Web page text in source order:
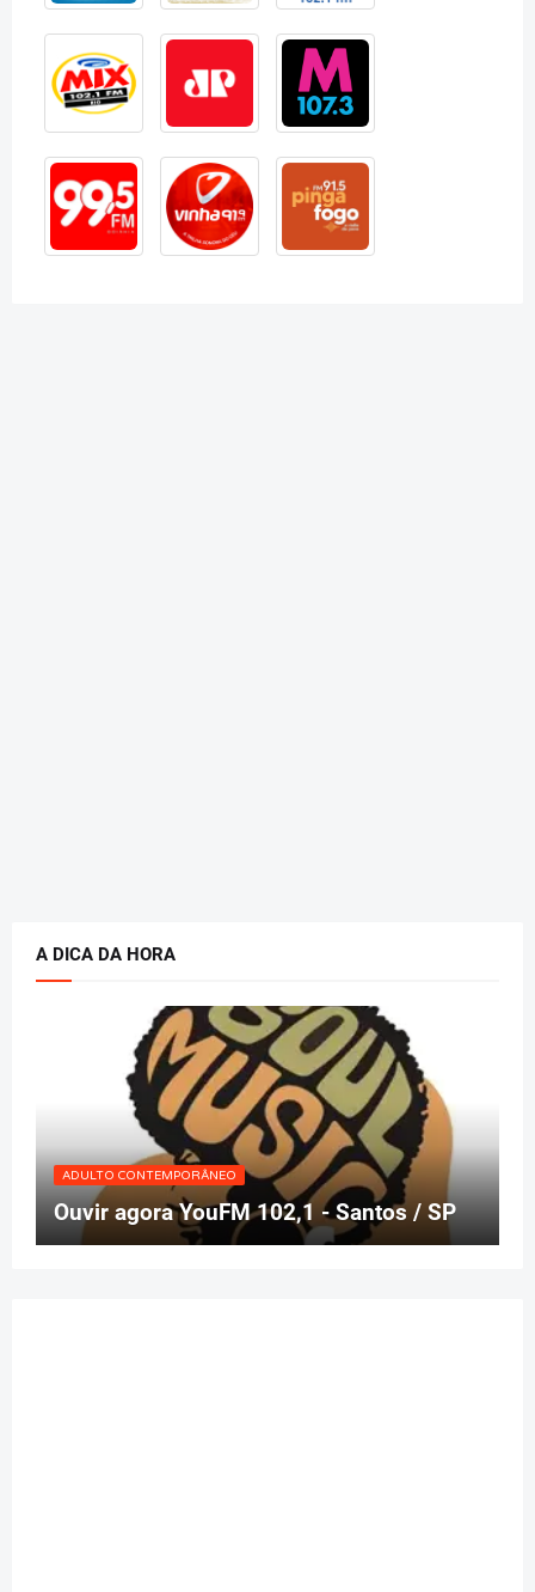
A DICA DA HORA
ADULTO CONTEMPORÂNEO
Ouvir agora YouFM 102,1 - Santos / SP